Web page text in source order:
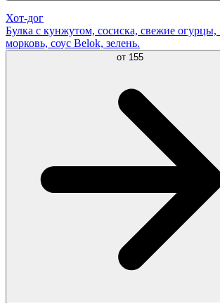
Хот-дог
Булка с кунжутом, сосиска, свежие
морковь, соус Belok, зелень.
от 155